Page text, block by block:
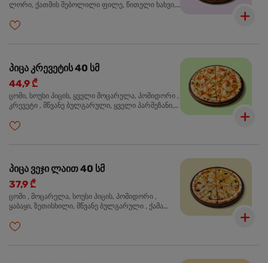
ლორი, ქათმის შებოლილი ფილე, წითელი ხახვი,
ხალაპენიო, ორეგანო
პიცა კრევეტის 40 სმ
44,9 ₾
ცომი, სოუსი პიცის, ყველი მოცარელა, პომიდორი ,
კრევეტი , მწვანე ბულგარული, ყველი პარმეზანი,
პიცა ვეჯი ლაით 40 სმ
37,9 ₾
ცომი , მოცარელა, სოუსი პიცის, პომიდორი ,
ყაბაყი, ზეთისხილი, მწვანე ბულგარული , ქამა